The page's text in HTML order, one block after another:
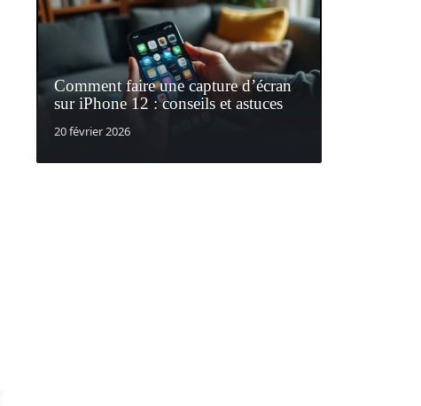
Comment faire une capture d’écran
sur iPhone 12 : conseils et astuces
20 février 2026